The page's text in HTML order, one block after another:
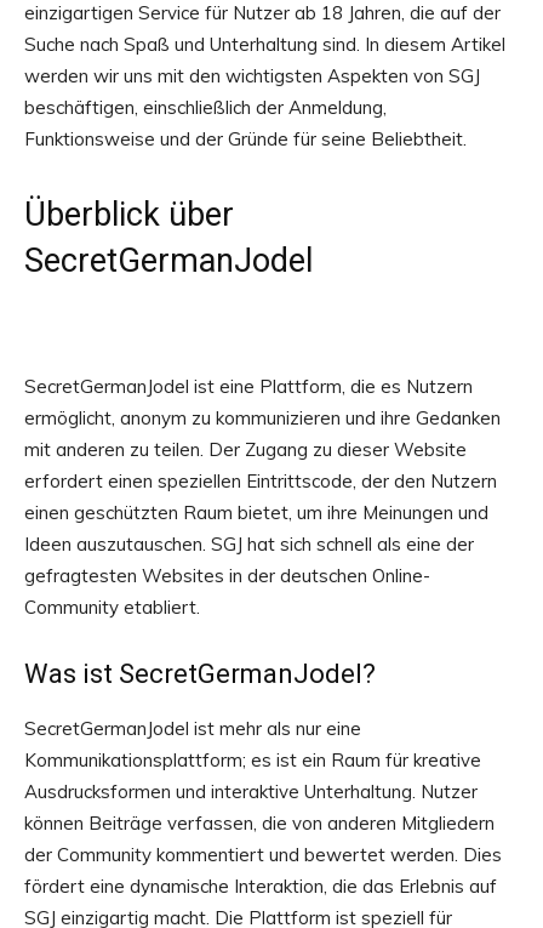
einzigartigen Service für Nutzer ab 18 Jahren, die auf der
Suche nach Spaß und Unterhaltung sind. In diesem Artikel
werden wir uns mit den wichtigsten Aspekten von SGJ
beschäftigen, einschließlich der Anmeldung,
Funktionsweise und der Gründe für seine Beliebtheit.
Überblick über
SecretGermanJodel
SecretGermanJodel ist eine Plattform, die es Nutzern
ermöglicht, anonym zu kommunizieren und ihre Gedanken
mit anderen zu teilen. Der Zugang zu dieser Website
erfordert einen speziellen Eintrittscode, der den Nutzern
einen geschützten Raum bietet, um ihre Meinungen und
Ideen auszutauschen. SGJ hat sich schnell als eine der
gefragtesten Websites in der deutschen Online-
Community etabliert.
Was ist SecretGermanJodel?
SecretGermanJodel ist mehr als nur eine
Kommunikationsplattform; es ist ein Raum für kreative
Ausdrucksformen und interaktive Unterhaltung. Nutzer
können Beiträge verfassen, die von anderen Mitgliedern
der Community kommentiert und bewertet werden. Dies
fördert eine dynamische Interaktion, die das Erlebnis auf
SGJ einzigartig macht. Die Plattform ist speziell für